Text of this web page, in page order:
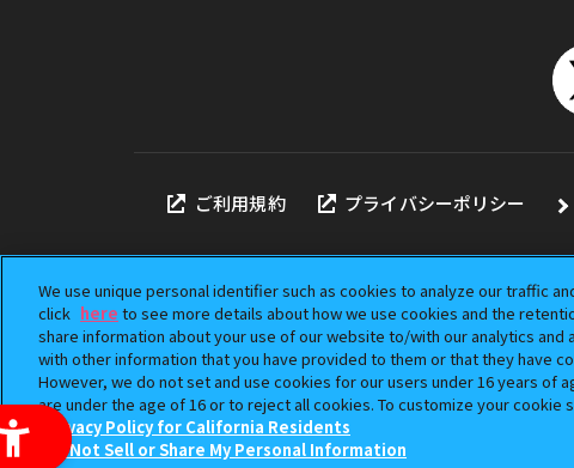
ご利用規約 プライバシーポリシー
本サイトに掲載されている全て
「ガシャポン」は株式会社バン
©BANDAI
We use unique personal identifier such as cookies to analyze our traffic
click here to see more details about how we use cookies and the
share information about your use of our website to/with our analytics
with other information that you have provided to them or that they have
However, we do not set and use cookies for our users under 16 years of
are under the age of 16 or to reject all cookies. To customize your cookie
Privacy Policy for California Residents
Do Not Sell or Share My Personal Information